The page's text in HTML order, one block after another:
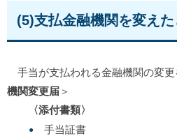
(5)支払金融機関を変えた
手当が支払われる金融機関の変更
機関変更届＞
〈添付書類〉
手当証書